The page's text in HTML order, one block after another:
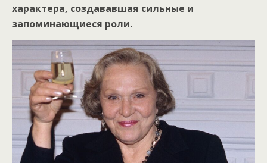
характера, создававшая сильные и
запоминающиеся роли.